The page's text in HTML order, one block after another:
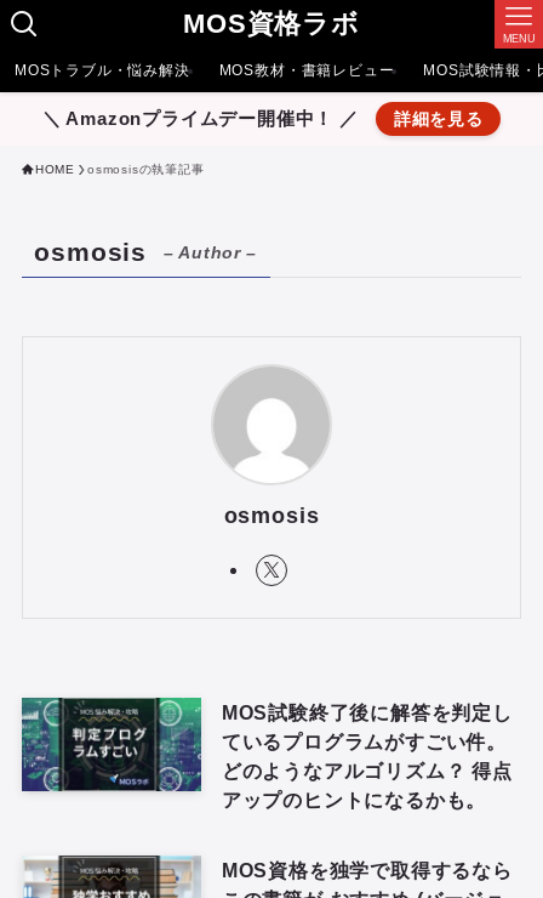
MOS資格ラボ MENU
MOSトラブル・悩み解決 MOS教材・書籍レビュー MOS試験情報・
＼ Amazonプライムデー開催中！ ／ 詳細を見る
HOME osmosisの執筆記事
osmosis – Author –
osmosis
MOS試験終了後に解答を判定し
ているプログラムがすごい件。
どのようなアルゴリズム？ 得点
アップのヒントになるかも。
MOS資格を独学で取得するなら